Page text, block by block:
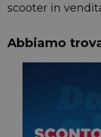
scooter in
Abbiamo